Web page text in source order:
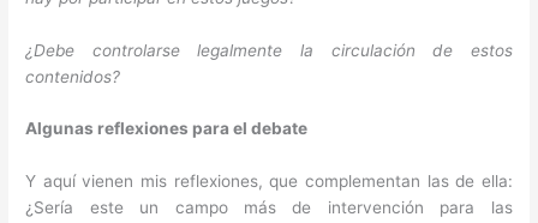
¿Debe controlarse legalmente la circulación de estos
contenidos?
Algunas reflexiones para el debate
Y aquí vienen mis reflexiones, que complementan las de ella:
¿Sería este un campo más de intervención para las